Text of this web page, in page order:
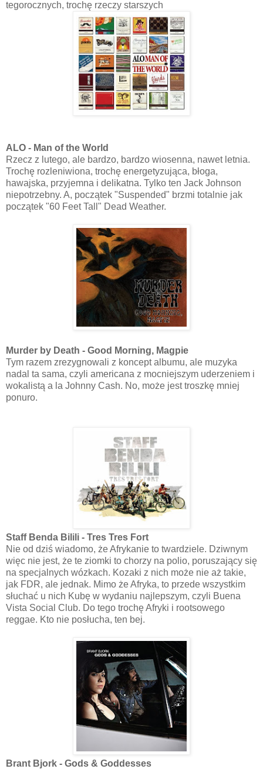
tegorocznych, trochę rzeczy starszych
ALO - Man of the World
Rzecz z lutego, ale bardzo, bardzo wiosenna, nawet letnia.
Trochę rozleniwiona, trochę energetyzująca, błoga,
hawajska, przyjemna i delikatna. Tylko ten Jack Johnson
niepotrzebny. A, początek "Suspended" brzmi totalnie jak
początek "60 Feet Tall" Dead Weather.
Murder by Death - Good Morning, Magpie
Tym razem zrezygnowali z koncept albumu, ale muzyka
nadal ta sama, czyli americana z mocniejszym uderzeniem i
wokalistą a la Johnny Cash. No, może jest troszkę mniej
ponuro.
Staff Benda Bilili - Tres Tres Fort
Nie od dziś wiadomo, że Afrykanie to twardziele. Dziwnym
więc nie jest, że te ziomki to chorzy na polio, poruszający się
na specjalnych wózkach. Kozaki z nich może nie aż takie,
jak FDR, ale jednak. Mimo że Afryka, to przede wszystkim
słuchać u nich Kubę w wydaniu najlepszym, czyli Buena
Vista Social Club. Do tego trochę Afryki i rootsowego
reggae. Kto nie posłucha, ten bej.
Brant Bjork - Gods & Goddesses